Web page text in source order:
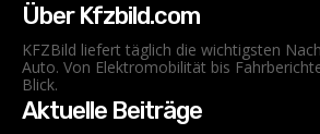
Über Kfzbild.com
KFZBild liefert täglich die wichtigsten
Auto. Von Elektromobilität bis
Blick.
Aktuelle Beiträge